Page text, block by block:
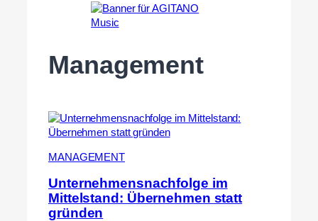
Management
MANAGEMENT
Unternehmensnachfolge im
Mittelstand: Übernehmen statt
gründen